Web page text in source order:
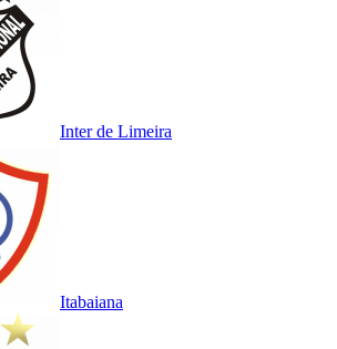
Inter de Limeira
Itabaiana